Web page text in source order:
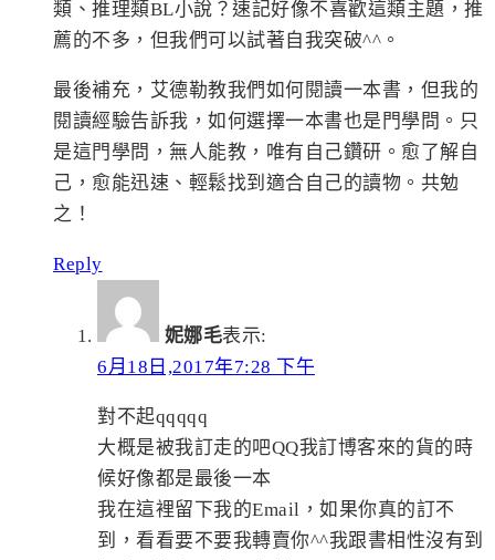
類、推理類BL小說？速記好像不喜歡這類主題，推
薦的不多，但我們可以試著自我突破^^。
最後補充，艾德勒教我們如何閱讀一本書，但我的
閱讀經驗告訴我，如何選擇一本書也是門學問。只
是這門學問，無人能教，唯有自己鑽研。愈了解自
己，愈能迅速、輕鬆找到適合自己的讀物。共勉
之！
Reply
妮娜毛表示:
6月18日,2017年7:28 下午
對不起qqqqq
大概是被我訂走的吧QQ我訂博客來的貨的時
候好像都是最後一本
我在這裡留下我的Email，如果你真的訂不
到，看看要不要我轉賣你^^我跟書相性沒有到